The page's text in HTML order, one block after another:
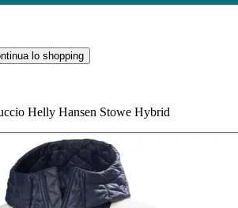
lo shopping
Helly Hansen Stowe Hybrid